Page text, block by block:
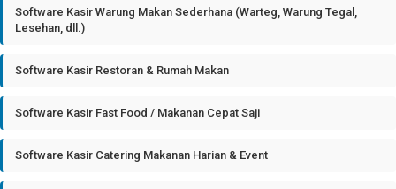
Software Kasir Warung Makan Sederhana (Warteg, Warung Tegal,
Lesehan, dll.)
Software Kasir Restoran & Rumah Makan
Software Kasir Fast Food / Makanan Cepat Saji
Software Kasir Catering Makanan Harian & Event